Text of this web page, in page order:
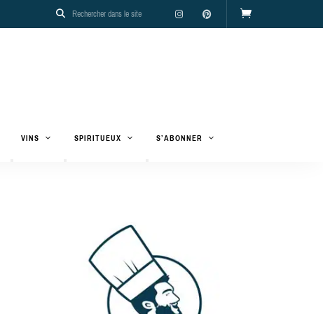
VINS SPIRITUEUX S’ABONNER